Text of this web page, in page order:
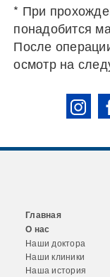
* При
понадобится
После
осмотр на
Главная
О нас
Наши доктора
Наши клиники
Наша история